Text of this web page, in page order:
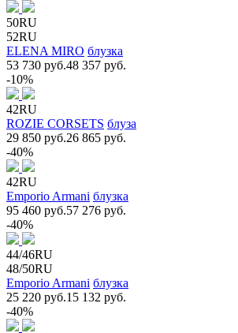
50RU
52RU
ELENA MIRO блузка
53 730 руб.48 357 руб.
-10%
42RU
ROZIE CORSETS блуза
29 850 руб.26 865 руб.
-40%
42RU
Emporio Armani блузка
95 460 руб.57 276 руб.
-40%
44/46RU
48/50RU
Emporio Armani блузка
25 220 руб.15 132 руб.
-40%